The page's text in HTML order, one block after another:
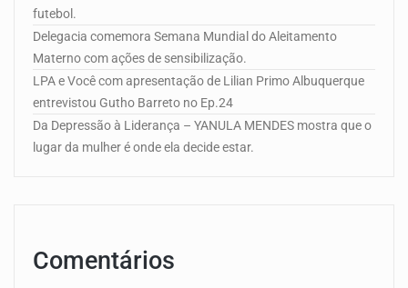
futebol.
Delegacia comemora Semana Mundial do Aleitamento
Materno com ações de sensibilização.
LPA e Você com apresentação de Lilian Primo Albuquerque
entrevistou Gutho Barreto no Ep.24
Da Depressão à Liderança – YANULA MENDES mostra que o
lugar da mulher é onde ela decide estar.
Comentários